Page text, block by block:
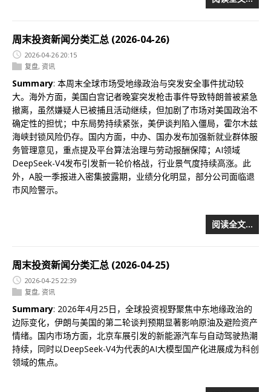
周末投资新闻分类汇总 (2026-04-26)
2026-04-26 20:15
复盘, 资讯
Summary: 本周末全球市场受地缘政治与突发安全事件扰动较
大。海外方面，美国白宫记者晚宴突发枪击事件导致特朗普被紧急
撤离，虽然嫌疑人已被捕且活动继续，但加剧了市场对美国政治不
确定性的担忧；中东局势持续紧张，美伊谈判陷入僵局，霍尔木兹
海峡封锁风险仍存。国内方面，中办、国办发布加强新就业群体服
务管理意见，重点提及平台算法治理与劳动报酬保障；AI领域
DeepSeek-V4发布引发新一轮价格战，行业景气度持续高涨。此
外，A股一季报进入密集披露期，业绩分化明显，部分公司面临退
市风险警示。
阅读全文…
周末投资新闻分类汇总 (2026-04-25)
2026-04-25 22:39
复盘, 资讯
Summary: 2026年4月25日，全球投资视野聚焦中东地缘政治的
边际变化，伊朗与美国的第二轮谈判预期显著影响原油及避险资产
情绪。国内市场方面，北京车展引发的新能源汽车与自动驾驶热潮
持续，同时以DeepSeek-V4为代表的AI大模型国产化进展成为科创
领域的焦点。